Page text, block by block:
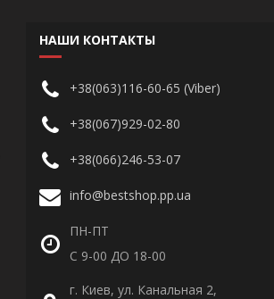
НАШИ КОНТАКТЫ
+38(063)116-60-65 (Viber)
+38(067)929-02-80
+38(066)246-53-07
info@bestshop.pp.ua
ПН-ПТ
С 9-00 ДО 18-00
г. Киев, ул. Канальная 2,